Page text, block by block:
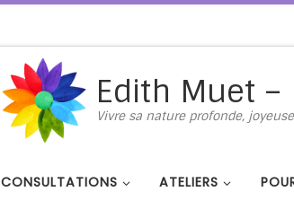
Edith Muet
Vivre sa nature profonde,
CONSULTATIONS ATELIERS